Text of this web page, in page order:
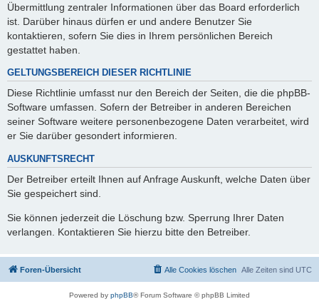
Übermittlung zentraler Informationen über das Board erforderlich
ist. Darüber hinaus dürfen er und andere Benutzer Sie
kontaktieren, sofern Sie dies in Ihrem persönlichen Bereich
gestattet haben.
GELTUNGSBEREICH DIESER RICHTLINIE
Diese Richtlinie umfasst nur den Bereich der Seiten, die die phpBB-
Software umfassen. Sofern der Betreiber in anderen Bereichen
seiner Software weitere personenbezogene Daten verarbeitet, wird
er Sie darüber gesondert informieren.
AUSKUNFTSRECHT
Der Betreiber erteilt Ihnen auf Anfrage Auskunft, welche Daten über
Sie gespeichert sind.
Sie können jederzeit die Löschung bzw. Sperrung Ihrer Daten
verlangen. Kontaktieren Sie hierzu bitte den Betreiber.
Foren-Übersicht Alle Zeiten sind UTC
Alle Cookies löschen
Powered by phpBB® Forum Software © phpBB Limited